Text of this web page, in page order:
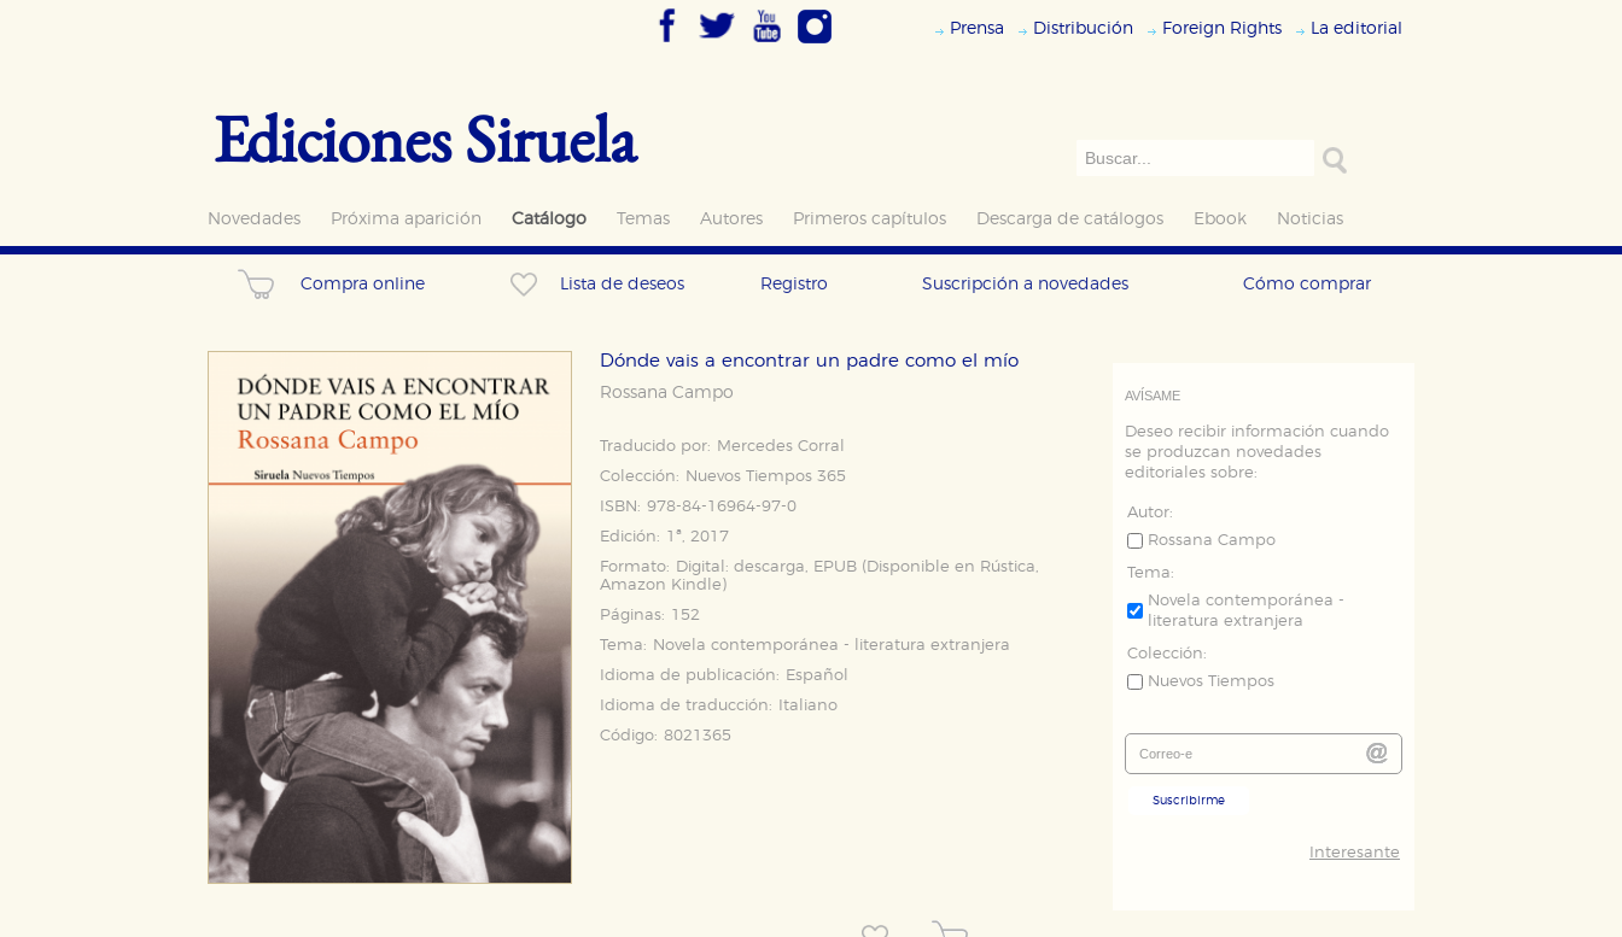
Prensa Distribución Foreign Rights La editorial
Ediciones Siruela
Novedades Próxima aparición Catálogo Temas Autores Primeros capítulos Descarga de catálogos Ebook Noticias
Compra online Lista de deseos Registro Suscripción a novedades Cómo comprar
Dónde vais a encontrar un padre como el mío
Rossana Campo
Traducido por:
Mercedes Corral
Colección:
Nuevos Tiempos 365
ISBN: 978-84-16964-97-0
Edición: 1ª, 2017
Formato:
Digital: descarga, EPUB (Disponible en Rústica,
Amazon Kindle )
Páginas: 152
Tema:
Novela contemporánea - literatura extranjera
Idioma de publicación:
Español
Idioma de traducción:
Italiano
Código: 8021365
AVÍSAME
Deseo recibir información cuando
se produzcan novedades
editoriales sobre:
Autor:
Rossana Campo
Tema:
Novela contemporánea -
literatura extranjera
Colección:
Nuevos Tiempos
Suscribirme
Interesante